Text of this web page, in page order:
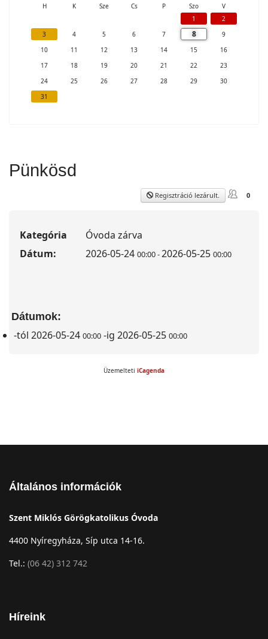
H K Sze Cs P Szo
V
1
2
3
4 5 6 7 8
9
10
11 12 13 14 15
16
17
18 19 20 21 22
23
24
25 26 27 28 29
30
31
Pünkösd
Regisztráció lezárult. 0
Kategória
Óvoda zárva
Dátum:
2026-05-24 00:00-2026-05-25 00:00
Dátumok:
-tól 2026-05-24 00:00 -ig 2026-05-25 00:00
Üzemelteti iCagenda
Általános információk
Szent Miklós Görögkatolikus Óvoda
4400 Nyíregyháza, Síp utca 14-16.
Tel.: (06 42) 312 742
Híreink